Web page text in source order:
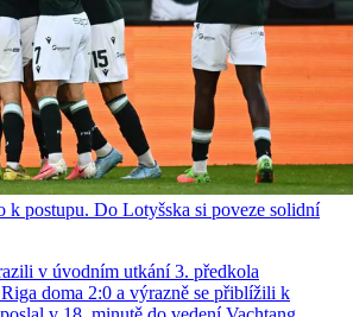
k postupu. Do Lotyšska si poveze solidní
v úvodním utkání 3. předkola
doma 2:0 a výrazně se přiblížili k